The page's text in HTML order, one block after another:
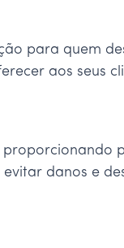
para quem
aos seus
proporcionando
danos e